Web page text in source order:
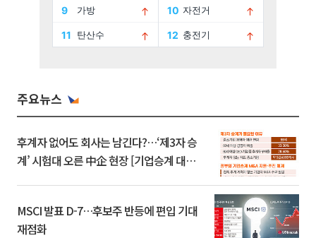
주요뉴스
후계자 없어도 회사는 남긴다?…‘제3자 승
계’ 시험대 오른 中企 현장 [기업승계 대전
MSCI 발표 D-7…후보주 반등에 편입 기대
재점화